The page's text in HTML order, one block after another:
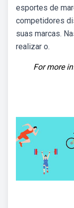
esportes de
competidores
suas marcas.
realizar o.
For more